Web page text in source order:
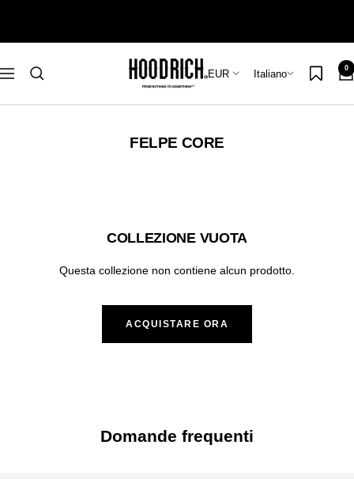
contenuto
Navigazione
Hoodrich
Paese/Area
EUR Lingua
Italiano 0
FELPE CORE
COLLEZIONE VUOTA
Questa collezione non contiene alcun prodotto.
ACQUISTARE ORA
Domande frequenti